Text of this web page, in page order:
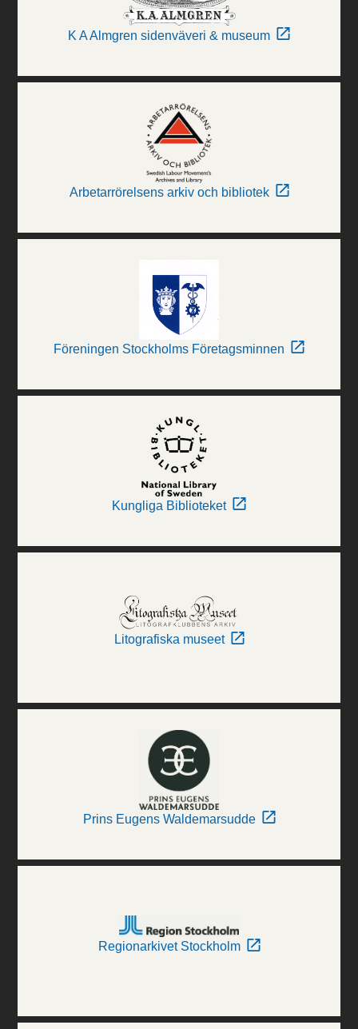
K A Almgren sidenväveri & museum
Arbetarrörelsens arkiv och bibliotek
Föreningen Stockholms Företagsminnen
Kungliga Biblioteket
Litografiska museet
Prins Eugens Waldemarsudde
Regionarkivet Stockholm